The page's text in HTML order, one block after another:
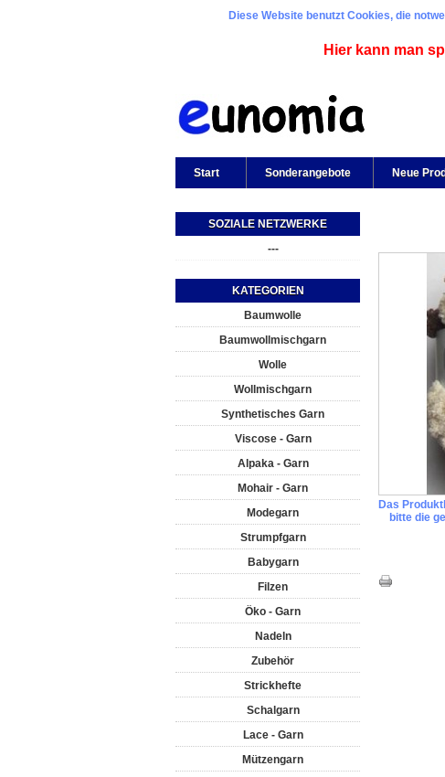
Diese Website benutzt Cookies, die
Hier kann man
Start Sonderangebote Neue
SOZIALE NETZWERKE
---
KATEGORIEN
Baumwolle
Baumwollmischgarn
Wolle
Wollmischgarn
Synthetisches Garn
Viscose - Garn
Alpaka - Garn
Mohair - Garn
Modegarn
Strumpfgarn
Babygarn
Filzen
Öko - Garn
Nadeln
Zubehör
Strickhefte
Schalgarn
Lace - Garn
Mützengarn
Das
bitte die